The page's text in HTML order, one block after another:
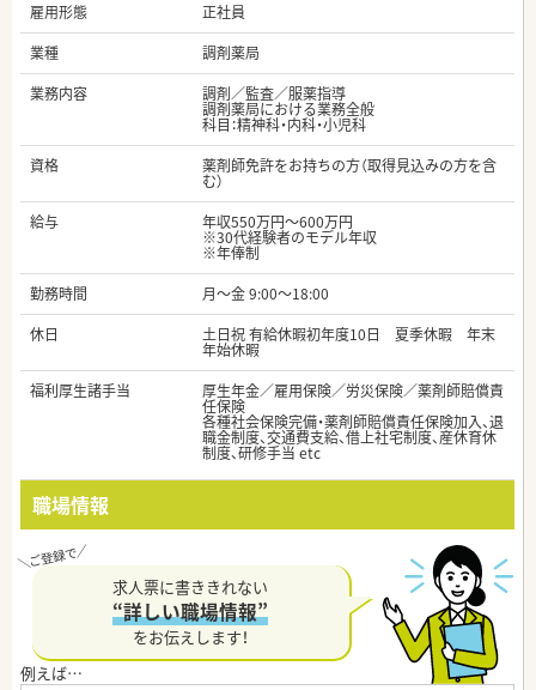
雇用形態
正社員
業種
調剤薬局
業務内容
調剤／監査／服薬指導
調剤薬局における業務全般
科目：精神科・内科・小児科
資格
薬剤師免許をお持ちの方（取得見込みの方を含
む）
給与
年収550万円～600万円
※30代経験者のモデル年収
※年俸制
勤務時間
月～金 9:00～18:00
休日
土日祝 有給休暇初年度10日 夏季休暇 年末
年始休暇
福利厚生諸手当
厚生年金／雇用保険／労災保険／薬剤師賠償責
任保険
各種社会保険完備・薬剤師賠償責任保険加入、退
職金制度、交通費支給、借上社宅制度、産休育休
制度、研修手当 etc
職場情報
求人票に書ききれない
“詳しい職場情報”
をお伝えします！